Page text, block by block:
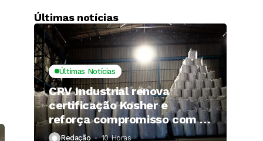
Últimas notícias
Últimas Notícias
CRV Industrial renova
certificação Kosher e
reforça compromisso com a
qualidade
Redação 10 Horas ⁮